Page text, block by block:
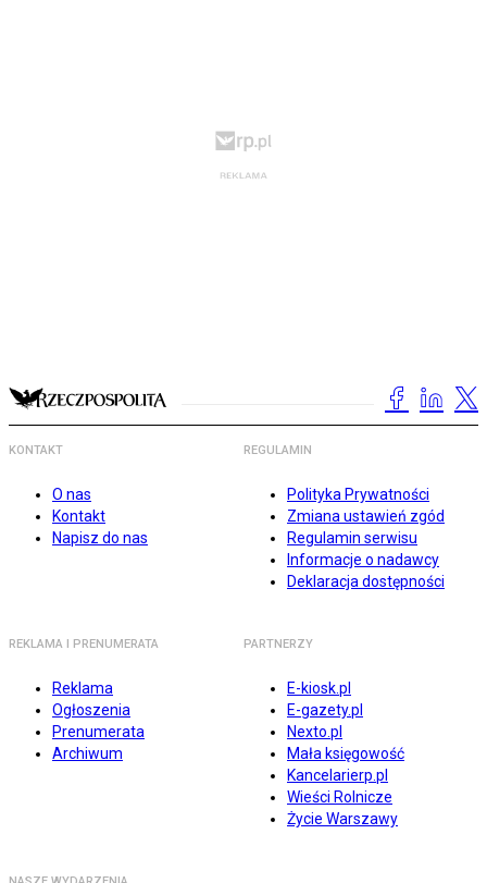
KONTAKT
O nas
Kontakt
Napisz do nas
REGULAMIN
Polityka Prywatności
Zmiana ustawień zgód
Regulamin serwisu
Informacje o nadawcy
Deklaracja dostępności
REKLAMA I PRENUMERATA
Reklama
Ogłoszenia
Prenumerata
Archiwum
PARTNERZY
E-kiosk.pl
E-gazety.pl
Nexto.pl
Mała księgowość
Kancelarierp.pl
Wieści Rolnicze
Życie Warszawy